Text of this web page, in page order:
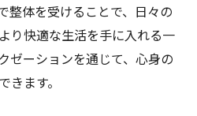
整体を受けることで、日々の
り快適な生活を手に入れる一
ゼーションを通じて、心身の
ます。